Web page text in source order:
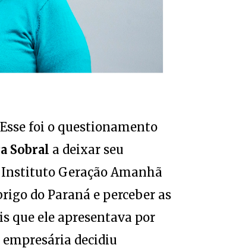
foi o questionamento
Sobral a deixar seu
Geração Amanhã
do Paraná e perceber as
que ele apresentava por
decidiu